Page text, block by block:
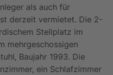
als auch für
derzeit vermietet. Die 2-
Stellplatz im
mehrgeschossigen
Baujahr 1993. Die
ein Schlafzimmer